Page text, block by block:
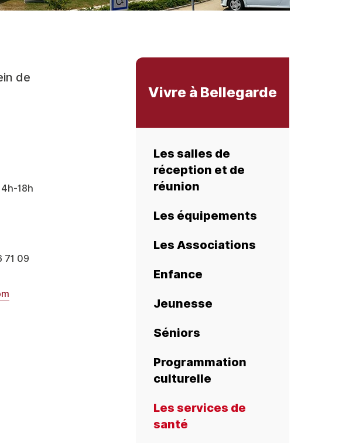
de
18h
71 09
Vivre à Bellegarde
Les salles de
réception et de
réunion
Les équipements
Les Associations
Enfance
Jeunesse
Séniors
Programmation
culturelle
Les services de
santé